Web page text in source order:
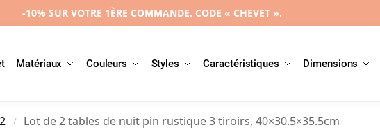
-10% SUR VOTRE 1ÈRE COMMANDE. CODE « CHEVET ».
Matériaux Couleurs Styles Caractéristiques Dimensions
Recherche
/ Lot de 2 tables de nuit pin rustique 3 tiroirs, 40×30.5×35.5cm